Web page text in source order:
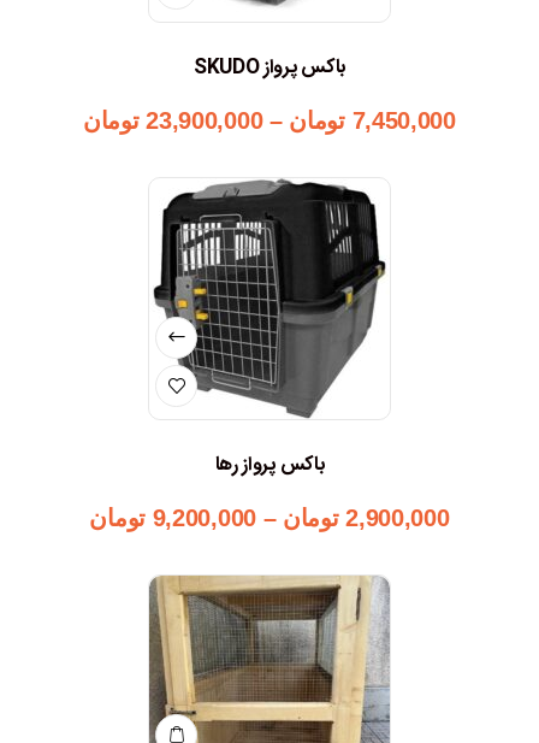
باکس پرواز SKUDO
7,450,000 تومان –
23,900,000 تومان
باکس پرواز رها
2,900,000 تومان –
9,200,000 تومان